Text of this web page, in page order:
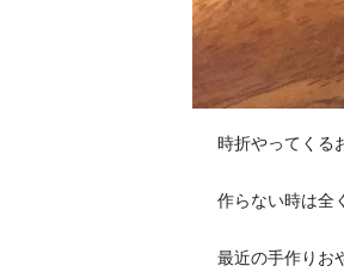
時折やってくる
作らない時は全
最近の手作りお